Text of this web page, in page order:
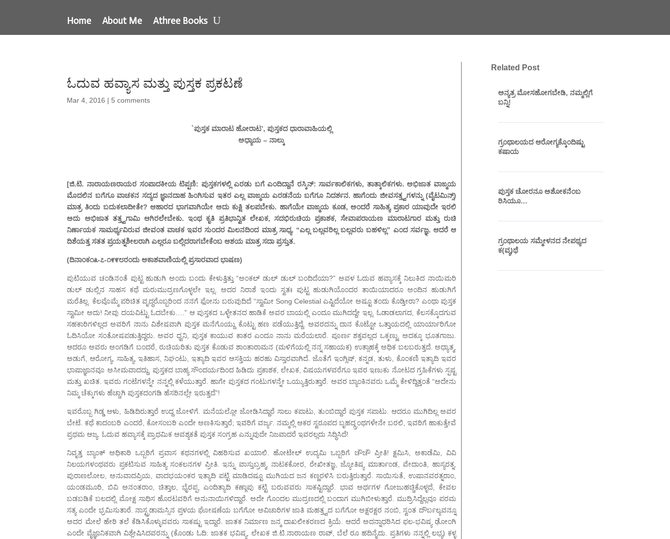
Home About Me Athree Books
ಓದುವ ಹವ್ಯಾಸ ಮತ್ತು ಪುಸ್ತಕ ಪ್ರಕಟಣೆ
Mar 4, 2016 | 5 comments
`ಪುಸ್ತಕ ಮಾರಾಟ ಹೋರಾಟ’, ಪುಸ್ತಕದ ಧಾರಾವಾಹಿಯಲ್ಲಿ
ಅಧ್ಯಾಯ – ನಾಲ್ಕು
[ಜಿ.ಟಿ. ನಾರಾಯಣರಾಯರ ಸಂಪಾದಕೀಯ ಟಿಪ್ಪಣಿ: ಪುಸ್ತಕಗಳಲ್ಲಿ ಎರಡು ಬಗೆ ಎಂದಿದ್ದಾನೆ ರಸ್ಕಿನ್: ಸಾರ್ವಕಾಲಿಕಗಳು, ತಾತ್ಕಾಲಿಕಗಳು. ಅಭಿಜಾತ ವಾಙ್ಮಯ
ಮೊದಲಿನ ಬಗೆಗೂ ವಾಚಕನ ಸದ್ಯದ ಜ್ಞಾನದಾಹ ಹಿಂಗಿಸುವ ಇತರ ಎಲ್ಲ ವಾಙ್ಮಯ ಎರಡನೆಯ ಬಗೆಗೂ ನಿದರ್ಶನ. ಹಾಗೆಂದು ಜೀವಸತ್ತ್ವಗಳನ್ನು (ವೈಟಮಿನ್ಸ್)
ಮಾತ್ರ ತಿಂದು ಬದುಕಲಾದೀತೇ? ಆಹಾರದ ಭಾಗವಾಗಿಯೇ ಅದು ಕುಕ್ಷಿ ತಲಪಬೇಕು. ಹಾಗೆಯೇ ವಾಙ್ಮಯ ಕೂಡ, ಅಂದರೆ ಸಾಹಿತ್ಯ ಪ್ರಕಾರ ಯಾವುದೇ ಇರಲಿ
ಅದು ಅಭಿಜಾತ ತತ್ತ್ವಗಾಮಿ ಆಗಿರಲೇಬೇಕು. ಇಂಥ ಕೃತಿ ಪ್ರತಿಭಾನ್ವಿತ ಲೇಖಕ, ಸದಭಿರುಚಿಯ ಪ್ರಕಾಶಕ, ಸೇವಾಪರಾಯಣ ಮಾರಾಟಗಾರ ಮತ್ತು ರುಚಿ
ನಿರ್ಣಾಯಕ ಸಾಮರ್ಥ್ಯವಿರುವ ಜೀವಂತ ವಾಚಕ ಇವರ ಸುಂದರ ಮಿಲನದಿಂದ ಮಾತ್ರ ಸಾಧ್ಯ. “ಎಲ್ಲ ಬಲ್ಲವರಿಲ್ಲ ಬಲ್ಲವರು ಬಹಳಿಲ್ಲ” ಎಂದ ಸರ್ವಜ್ಞ. ಆದರೆ ಆ
ದಿಶೆಯತ್ತ ಸತತ ಪ್ರಯತ್ನಶೀಲರಾಗಿ ಎಲ್ಲರೂ ಬಲ್ಲಿದರಾಗಬೇಕೆಂಬ ಆಶಯ ಮಾತ್ರ ಸದಾ ಪ್ರಸ್ತುತ.
(ದಿನಾಂಕ೧೩-೭-೧೯೯೮ರಂದು ಆಕಾಶವಾಣಿಯಲ್ಲಿ ಪ್ರಸಾರವಾದ ಭಾಷಣ)
ಪುಟಿಯುವ ಚಂಡಿನಂತೆ ಪುಟ್ಟ ಹುಡುಗಿ ಅಂದು ಬಂದು ಕೇಳುತ್ತಿತ್ತು “ಅಂಕಲ್ ಡುಲ್ ಡುಲ್ ಬಂದಿದೆಯಾ?” ಅವಳ ಓದುವ ಹವ್ಯಾಸಕ್ಕೆ ನಿಲುಕಿದ ನಾಯಿಮರಿ
ಡುಲ್ ಡುಲ್ಲಿನ ಸಾಹಸ ಕಥೆ ಮರುಮುದ್ರಣಗೊಳ್ಳಲೇ ಇಲ್ಲ. ಅದರ ನಿರಾಶೆ ಇಂದು ಸ್ವತಃ ಪುಟ್ಟ ಹುಡುಗಿಯೊಂದರ ತಾಯಿಯಾದರೂ ಅಂದಿನ ಹುಡುಗಿಗೆ
ಮರೆತಿಲ್ಲ. ಕೆಲವೊಮ್ಮೆ ಪರಿಚಿತ ವೃದ್ಧರೊಬ್ಬರಿಂದ ನನಗೆ ಫೋನು ಬರುವುದಿದೆ “ಸ್ವಾಮೀ Song Celestial ಎಷ್ಟಿದೆಯೋ ಅಷ್ಟೂ ತಂದು ಕೊಡ್ತೀರಾ? ಎಂಥಾ ಪುಸ್ತಕ
ಸ್ವಾಮೀ ಅದು! ನೀವು ದಯವಿಟ್ಟು ಓದಬೇಕು….” ಆ ಪುಸ್ತಕದ ಒಳ್ಳೇತನದ ಹಾಡಿಕೆ ಅವರ ಬಾಯಲ್ಲಿ ಎಂದೂ ಮುಗಿದದ್ದೇ ಇಲ್ಲ. ಓಡಾಡಲಾಗದ, ಕೆಲಸಕ್ಕೊದಗುವ
ಸಹಕಾರಿಗಳಿಲ್ಲದ ಅವರಿಗೆ ನಾನು ವಿಶೇಷವಾಗಿ ಪುಸ್ತಕ ಮನೆಗೊಯ್ದು ಕೊಟ್ಟು ಹಣ ಪಡೆಯುತ್ತಿದ್ದೆ. ಅವರದನ್ನು ದಾನ ಕೊಟ್ಟೋ ಒತ್ತಾಯದಲ್ಲಿ ಯಾರ್ಯಾರಿಗೋ
ಓದಿಸಿಯೋ ಸಂತೋಷಪಡುತ್ತಿದ್ದರು. ಅವರ ಧ್ವನಿ, ಪುಸ್ತಕ ಕಾಯುವ ಕಾತರ ಎಂದೂ ನಾನು ಮರೆಯಲಾರೆ. ಪೂರ್ಣ ಶಕ್ತವಲ್ಲದ ಒಕ್ಕಣ್ಣು. ಅದಕ್ಕೂ ಭೂತಗಾಜು.
ಆದರೂ ಅವರು ಅಂಗಡಿಗೆ ಬಂದರೆ, ರುಚಿಯರಿತು ಪುಸ್ತಕ ಕೊಡುವ ಶಾಂತಾರಾಮನ (ಮಳಿಗೆಯಲ್ಲಿ ನನ್ನ ಸಹಾಯಕ) ಉತ್ಸಾಹಕ್ಕೆ ಅಧಿಕ ಬಲಬರುತ್ತದೆ. ಅಧ್ಯಾತ್ಮ,
ಅಡುಗೆ, ಆರೋಗ್ಯ, ಸಾಹಿತ್ಯ, ಇತಿಹಾಸ, ನಿಘಂಟು, ಇತ್ಯಾದಿ ಇವರ ಆಸಕ್ತಿಯ ಹರಹು ವಿಸ್ತಾರವಾಗಿದೆ. ಜೊತೆಗೆ ಇಂಗ್ಲಿಷ್, ಕನ್ನಡ, ತುಳು, ಕೊಂಕಣಿ ಇತ್ಯಾದಿ ಇವರ
ಭಾಷಾಜ್ಞಾನವೂ ಅಸೀಮವಾದದ್ದು. ಪುಸ್ತಕದ ಬಾಹ್ಯ ಸೌಂದರ್ಯದಿಂದ ಹಿಡಿದು ಪ್ರಕಾಶಕ, ಲೇಖಕ, ವಿಷಯಗಳವರೆಗೂ ಇವರ ಇಣುಕು ನೋಟದ ಗ್ರಹಿಕೆಗಳು ಸ್ಪಷ್ಟ
ಮತ್ತು ಖಚಿತ. ಇವರು ಗಂಟೆಗಳನ್ನೇ ನನ್ನಲ್ಲಿ ಕಳೆಯುತ್ತಾರೆ. ಹಾಗೇ ಪುಸ್ತಕದ ಗಂಟುಗಳನ್ನೇ ಒಯ್ಯುತ್ತಿರುತ್ತಾರೆ. ಅವರ ಬ್ಯಾಂಕಿನವರು ಒಮ್ಮೆ ಕೇಳಿದ್ದಿತ್ತಂತೆ “ಅದೇನು
ನಿಮ್ಮ ಚೆಕ್ಕುಗಳು ಹೆಚ್ಚಾಗಿ ಪುಸ್ತಕದಂಗಡಿ ಹೆಸರಿನಲ್ಲೇ ಇರುತ್ತದೆ”!
ಇವರೊಬ್ಬ ಗಿಡ್ಡ ಆಳು, ಹಿಡಿದಿರುತ್ತಾರೆ ಉದ್ದ ಜೋಳಿಗೆ. ಮನೆಯಲ್ಲೋ ಜೋಡಿಸಿದ್ದಾರೆ ಸಾಲು ಕಪಾಟು, ತುಂಬಿದ್ದಾರೆ ಪುಸ್ತಕ ಸಪಾಟು. ಆದರೂ ಮುಗಿದಿಲ್ಲ ಅವರ
ಬೇಟೆ. ಕಥೆ ಕಾದಂಬರಿ ಎಂದರೆ, ಕೋಸಂಬರಿ ಎಂದೇ ಅಣಕಿಸುತ್ತಾರೆ; ಇವರಿಗೆ ವರ್ಜ್ಯ. ನಮ್ಮಲ್ಲಿ ಆಕರ ಸ್ವರೂಪದ ಬೃಹದ್ಗ್ರಂಥಗಳೇನೇ ಬರಲಿ, ಇವರಿಗೆ ಹಾಕುತ್ತೇವೆ
ಪ್ರಥಮ ಆಜ್ಯ. ಓದುವ ಹವ್ಯಾಸಕ್ಕೆ ಪ್ರಾಥಮಿಕ ಆವಶ್ಯಕತೆ ಪುಸ್ತಕ ಸಂಗ್ರಹ ಎನ್ನುವುದೇ ನಿಜವಾದರೆ ಇವರಲ್ಲದು ಸಿದ್ಧಿಸಿದೆ!
ನಿವೃತ್ತ ಬ್ಯಾಂಕ್ ಅಧಿಕಾರಿ ಒಬ್ಬರಿಗೆ ಪ್ರವಾಸ ಕಥನಗಳಲ್ಲಿ ವಿಹರಿಸುವ ಖಯಾಲಿ. ಹೋಟೇಲ್ ಉದ್ಯಮಿ ಒಬ್ಬರಿಗೆ ಚೌಚೌ ಪ್ರೀತಿ! ಕ್ಷಮಿಸಿ, ಅಕಾಡೆಮಿ, ವಿವಿ
ನಿಲಯಗಳಂಥವರು ಪ್ರಕಟಿಸುವ ಸಾಹಿತ್ಯ ಸಂಕಲನಗಳ ಪ್ರೀತಿ. ಇನ್ನು ವಾಸ್ತುಬ್ರಹ್ಮ, ನಾಟಕಕೋರ, ರೇಖೀತಜ್ಞ, ಜ್ಯೋತಿಷ್ಯ ಮಾರ್ತಾಂಡ, ವೇದಾಂತಿ, ಹಾಸ್ಯರತ್ನ,
ಪುರಾಣಲೋಲ, ಅನುವಾದಪ್ರಿಯ, ವಾದಭಯಂಕರ ಇತ್ಯಾದಿ ಪಟ್ಟಿ ಮಾಡಿದಷ್ಟೂ ಮುಗಿಯದ ಜನ ಕಣ್ಣರಳಿಸಿ ಬರುತ್ತಿರುತ್ತಾರೆ. ಸಾಯಿಸುತೆ, ಉಷಾನವರತ್ನರಾಂ,
ಯಂಡಮೂರಿ, ಬಿವಿ ಅನಂತರಾಂ, ಚಿತ್ತಾಲ, ಭೈರಪ್ಪ, ಎಂದಿತ್ಯಾದಿ ಕಣ್ಗಾಪು ಕಟ್ಟಿ ಬರುವವರು ಸಾಕಷ್ಟಿದ್ದಾರೆ. ಭಾವ ಅರ್ಥಗಳ ಗೋಜುಹಚ್ಚಿಕೊಳ್ಳದೆ, ಕೇವಲ
ಬಡಬಡಿಕೆ ಬಲದಲ್ಲಿ ಮೋಕ್ಷ ಸಾಧಿಸ ಹೊರಟವರಿಗೆ ಅನುನಾಯಿಗಳಿದ್ದಾರೆ. ಅದೇ ಗೊಂದಲ ಮುದ್ರಣದಲ್ಲಿ ಬಂದಾಗ ಮುಗಿಬೀಳುತ್ತಾರೆ. ಮುದ್ರಿಸಿದ್ದೆಲ್ಲವೂ ಪರಮ
ಸತ್ಯ ಎಂದೇ ಭ್ರಮಿಸುತಾರೆ. ನಾಸ್ಟ್ರಡಾಮಸ್ಸಿನ ಪ್ರಳಯ ಘೋಷಣೆಯ ಬಗೆಗೋ ಅವಿಚಾರಿಗಳ ಜಾತಿ ಮಹತ್ತ್ವದ ಬಗೆಗೋ ಅಕ್ಷರಕ್ಷರ ನಂಬಿ, ಸ್ವಂತ ದೌರ್ಬಲ್ಯವನ್ನೂ
ಅದರ ಮೇಲೆ ಹೇರಿ ತಲೆ ಕೆಡಿಸಿಕೊಳ್ಳುವವರು ಸಾಕಷ್ಟು ಇದ್ದಾರೆ. ಜಾತಕ ನಿರ್ಮಾಣ ಜನ್ಮ ದಾಖಲೀಕರಣದ ಕ್ರಿಯೆ. ಆದರೆ ಅದನ್ನಾಧರಿಸಿದ ಫಲ-ಭವಿಷ್ಯ ಢೋಂಗಿ
ಎಂದೇ ವೈಜ್ಞಾನಿಕವಾಗಿ ವಿಶ್ಲೇಷಿಸಿದವರನ್ನು (ಕೊಂಡು ಓದಿ: ಜಾತಕ ಭವಿಷ್ಯ, ಲೇಖಕ ಜಿ.ಟಿ.ನಾರಾಯಣ ರಾವ್, ಬೆಲೆ ರೂ ಹದಿನೈದು. ಪ್ರತಿಗಳು ನನ್ನಲ್ಲಿ ಲಭ್ಯ) ಕಳ್ಳ
Related Post
ಅನ್ಯತ್ರ ಮೋಸಹೋಗಬೇಡಿ, ನಮ್ಮಲ್ಲಿಗೆ
ಬನ್ನಿ!
ಗ್ರಂಥಾಲಯದ ಆರೋಗ್ಯಕ್ಕೊಂದಿಷ್ಟು
ಕಷಾಯ
ಪುಸ್ತಕ ಚೋರನೂ ಅಶೋಕನೆಂಬ
ರಿಸಿಯೂ…
ಗ್ರಂಥಾಲಯ ಸಮ್ಮೇಳನದ ನೇಪಥ್ಯದ
ಕ(ವ್ಯ)ಥೆ